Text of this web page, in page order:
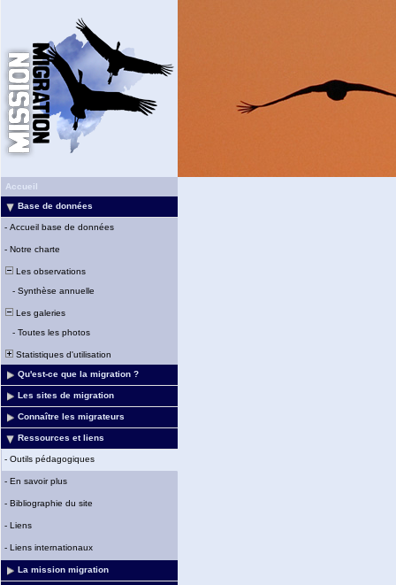
Accueil
Base de données
- Accueil base de données
- Notre charte
Les observations
- Synthèse annuelle
Les galeries
- Toutes les photos
Statistiques d'utilisation
Qu'est-ce que la migration ?
Les sites de migration
Connaître les migrateurs
Ressources et liens
- Outils pédagogiques
- En savoir plus
- Bibliographie du site
- Liens
- Liens internationaux
La mission migration